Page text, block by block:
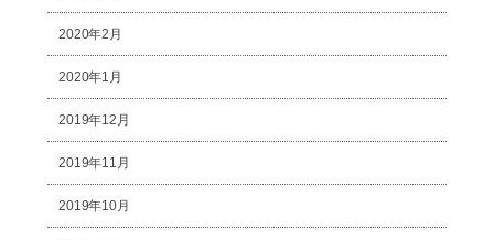
2020年2月
2020年1月
2019年12月
2019年11月
2019年10月